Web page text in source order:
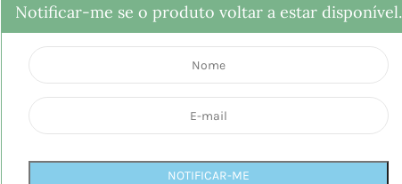
Notificar-me se o produto voltar a estar disponível.
NOTIFICAR-ME